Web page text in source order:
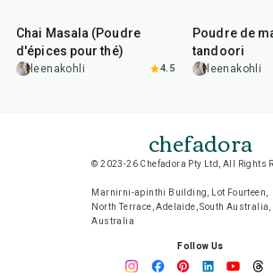
15min
Chai Masala (Poudre
d'épices pour thé)
leenakohli 4.5
Poudre de
tandoori
leenakohli
chefadora
© 2023-26 Chefadora Pty Ltd, All Rights
Marnirni-apinthi Building, Lot Fourteen,
North Terrace, Adelaide, South Australia,
Australia
Follow Us